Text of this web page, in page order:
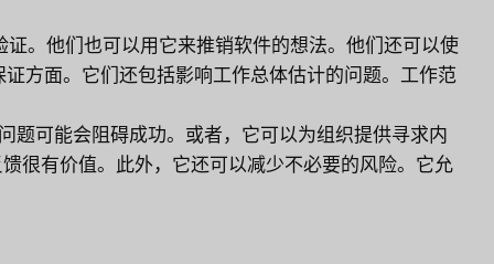
。他们也可以用它来推销软件的想法。他们还可以使
方面。它们还包括影响工作总体估计的问题。工作范
可能会阻碍成功。或者，它可以为组织提供寻求内
很有价值。此外，它还可以减少不必要的风险。它允